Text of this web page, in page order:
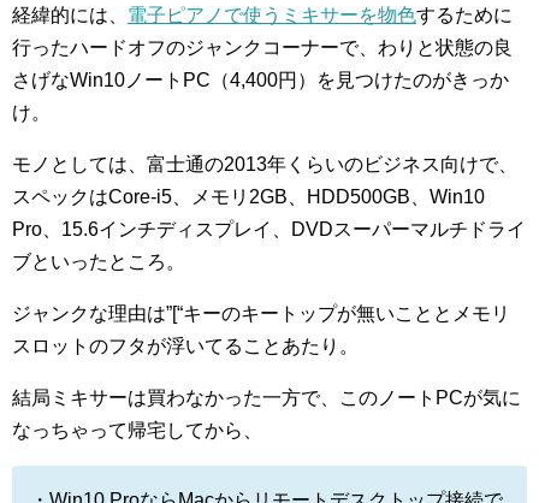
経緯的には、 電子ピアノで使うミキサーを物色するために
行ったハードオフのジャンクコーナーで、わりと状態の良
さげなWin10ノートPC（4,400円）を見つけたのがきっか
け。
モノとしては、富士通の2013年くらいのビジネス向けで、
スペックはCore-i5、メモリ2GB、HDD500GB、Win10
Pro、15.6インチディスプレイ、DVDスーパーマルチドライ
ブといったところ。
ジャンクな理由は”[“キーのキートップが無いこととメモリ
スロットのフタが浮いてることあたり。
結局ミキサーは買わなかった一方で、このノートPCが気に
なっちゃって帰宅してから、